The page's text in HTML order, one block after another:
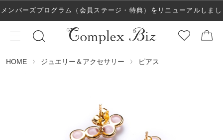
メンバーズプログラム（会員ステージ・特典）をリニューアルしまし
た！
HOME ジュエリー＆アクセサリー ピアス